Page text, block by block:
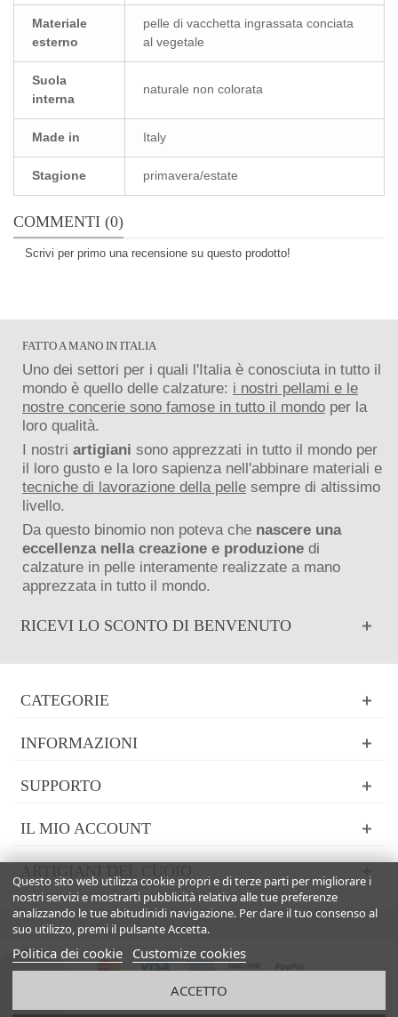
Materiale
esterno
pelle di vacchetta ingrassata conciata
al vegetale
Suola
interna
naturale non colorata
Made in Italy
Stagione primavera/estate
COMMENTI (0)
Scrivi per primo una recensione su questo prodotto!
FATTO A MANO IN ITALIA
Uno dei settori per i quali l'Italia è conosciuta in tutto il
mondo è quello delle calzature: i nostri pellami e le
nostre concerie sono famose in tutto il mondo per la
loro qualità.
I nostri artigiani sono apprezzati in tutto il mondo per
il loro gusto e la loro sapienza nell'abbinare materiali e
tecniche di lavorazione della pelle sempre di altissimo
livello.
Da questo binomio non poteva che nascere una
eccellenza nella creazione e produzione di
calzature in pelle interamente realizzate a mano
apprezzata in tutto il mondo.
RICEVI LO SCONTO DI BENVENUTO
CATEGORIE
INFORMAZIONI
SUPPORTO
IL MIO ACCOUNT
Questo sito web utilizza cookie propri e di terze parti per migliorare i
nostri servizi e mostrarti pubblicità relativa alle tue preferenze
analizzando le tue abitudinidi navigazione. Per dare il tuo consenso al
suo utilizzo, premi il pulsante Accetta.
Politica dei cookie Customize cookies
ACCETTO
© 2024 Powered by Italian Boutique™. All Rights Reserved